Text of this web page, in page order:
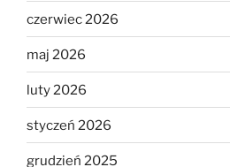
czerwiec 2026
maj 2026
luty 2026
styczeń 2026
grudzień 2025